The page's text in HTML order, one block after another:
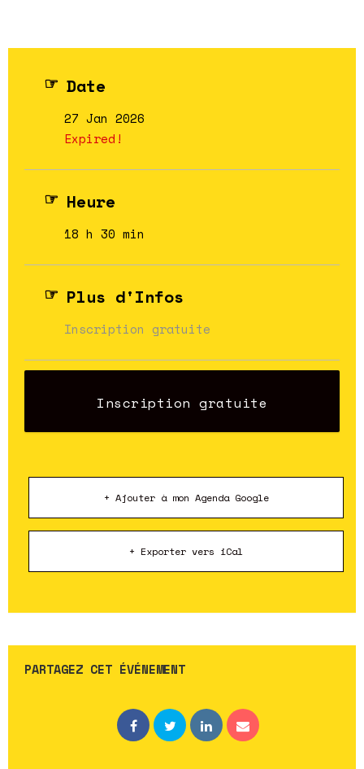
Date
27 Jan 2026
Expired!
Heure
18 h 30 min
Plus d'Infos
Inscription gratuite
Inscription gratuite
+ Ajouter à mon Agenda Google
+ Exporter vers iCal
PARTAGEZ CET ÉVÉNEMENT